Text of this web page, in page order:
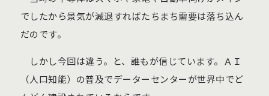
でしたから景気が減退すればたちまち需要は落ち込ん
だのです。
しかし今回は違う。と、誰もが信じています。ＡＩ
（人口知能）の普及でデーターセンターが世界中でど